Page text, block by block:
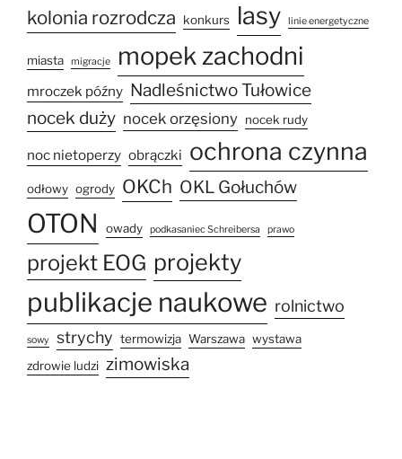
kolonia rozrodcza konkurs lasy linie energetyczne
miasta migracje mopek zachodni
mroczek późny Nadleśnictwo Tułowice
nocek duży nocek orzęsiony nocek rudy
noc nietoperzy obrączki ochrona czynna
odłowy ogrody OKCh OKL Gołuchów
OTON owady podkasaniec Schreibersa prawo
projekt EOG projekty
publikacje naukowe rolnictwo
sowy strychy termowizja Warszawa wystawa
zdrowie ludzi zimowiska